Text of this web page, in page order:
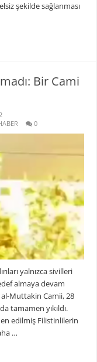
şekilde sağlanması
Bir Cami
0
yalnızca sivilleri
almaya devam
Muttakin Camii, 28
tamamen yıkıldı.
edilmiş Filistinlilerin
…